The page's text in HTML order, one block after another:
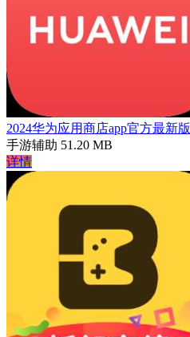
2024华为应用商店app官方最新版
手游辅助 51.20 MB
详情